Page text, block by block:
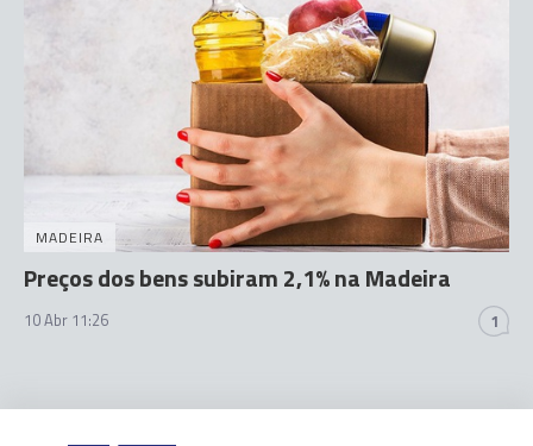
MADEIRA
Preços dos bens subiram 2,1% na Madeira
10 Abr 11:26 1